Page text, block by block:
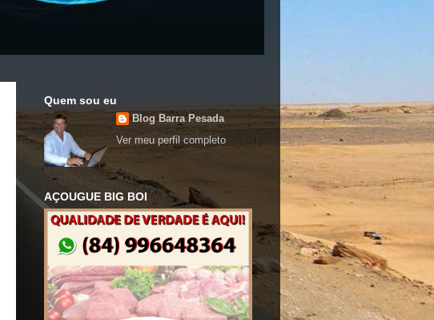
Quem sou eu
Blog Barra Pesada
Ver meu perfil completo
AÇOUGUE BIG BOI